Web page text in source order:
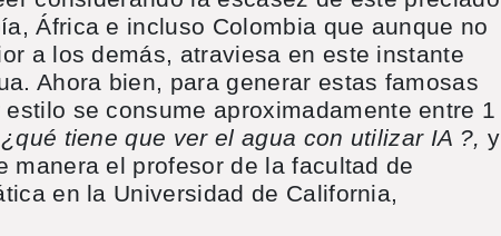
África e incluso Colombia que aunque no
a los demás, atraviesa en este instante
Ahora bien, para generar estas famosas
se consume aproximadamente entre 1
¿qué tiene que ver el agua con utilizar IA ?, y
manera el profesor de la facultad de
en la Universidad de California,